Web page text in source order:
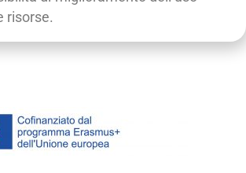
risorse.